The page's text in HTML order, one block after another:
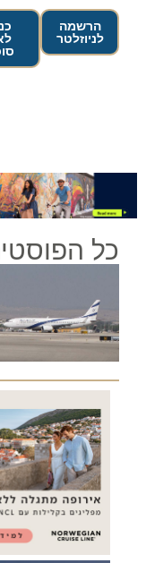
הרשמה
לניוזלטר
כל הפוסטים